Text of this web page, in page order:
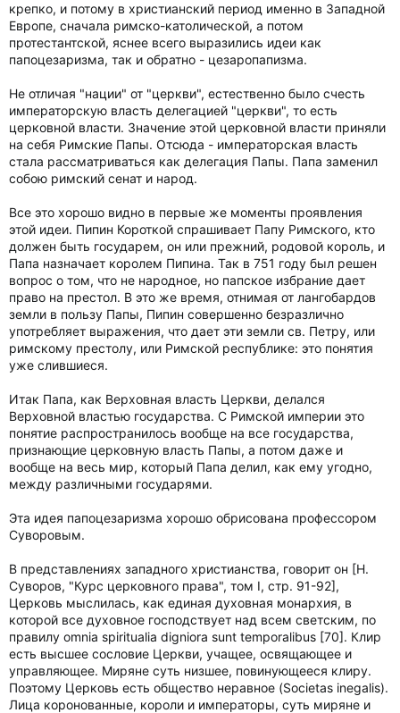
крепко, и потому в христианский период именно в Западной
Европе, сначала римско-католической, а потом
протестантской, яснее всего выразились идеи как
папоцезаризма, так и обратно - цезаропапизма.
Не отличая "нации" от "церкви", естественно было счесть
императорскую власть делегацией "церкви", то есть
церковной власти. Значение этой церковной власти приняли
на себя Римские Папы. Отсюда - императорская власть
стала рассматриваться как делегация Папы. Папа заменил
собою римский сенат и народ.
Все это хорошо видно в первые же моменты проявления
этой идеи. Пипин Короткой спрашивает Папу Римского, кто
должен быть государем, он или прежний, родовой король, и
Папа назначает королем Пипина. Так в 751 году был решен
вопрос о том, что не народное, но папское избрание дает
право на престол. В это же время, отнимая от лангобардов
земли в пользу Папы, Пипин совершенно безразлично
употребляет выражения, что дает эти земли св. Петру, или
римскому престолу, или Римской республике: это понятия
уже слившиеся.
Итак Папа, как Верховная власть Церкви, делался
Верховной властью государства. С Римской империи это
понятие распространилось вообще на все государства,
признающие церковную власть Папы, а потом даже и
вообще на весь мир, который Папа делил, как ему угодно,
между различными государями.
Эта идея папоцезаризма хорошо обрисована профессором
Суворовым.
В представлениях западного христианства, говорит он [Н.
Суворов, "Курс церковного права", том I, стр. 91-92],
Церковь мыслилась, как единая духовная монархия, в
которой все духовное господствует над всем светским, по
правилу omnia spiritualia digniora sunt temporalibus [70]. Клир
есть высшее сословие Церкви, учащее, освящающее и
управляющее. Миряне суть низшее, повинующееся клиру.
Поэтому Церковь есть общество неравное (Societas inegalis).
Лица коронованные, короли и императоры, суть миряне и